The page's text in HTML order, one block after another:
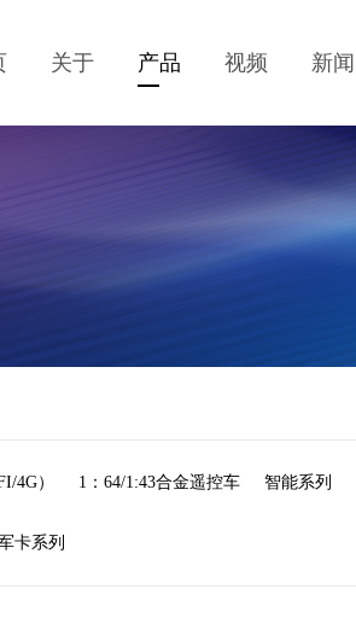
关于 产品 视频 新闻
4G） 1：64/1:43合金遥控车 智能系列
卡系列